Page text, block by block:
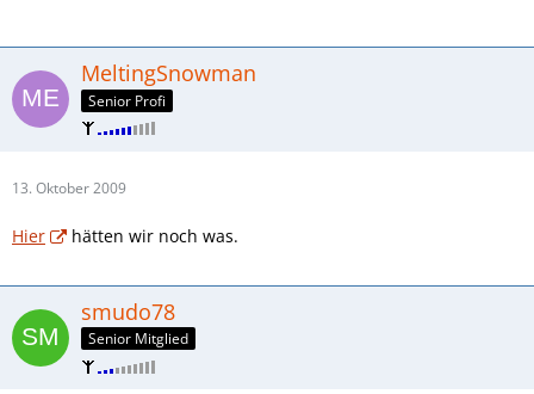
MeltingSnowman
Senior Profi
13. Oktober 2009
Hier hätten wir noch was.
smudo78
Senior Mitglied